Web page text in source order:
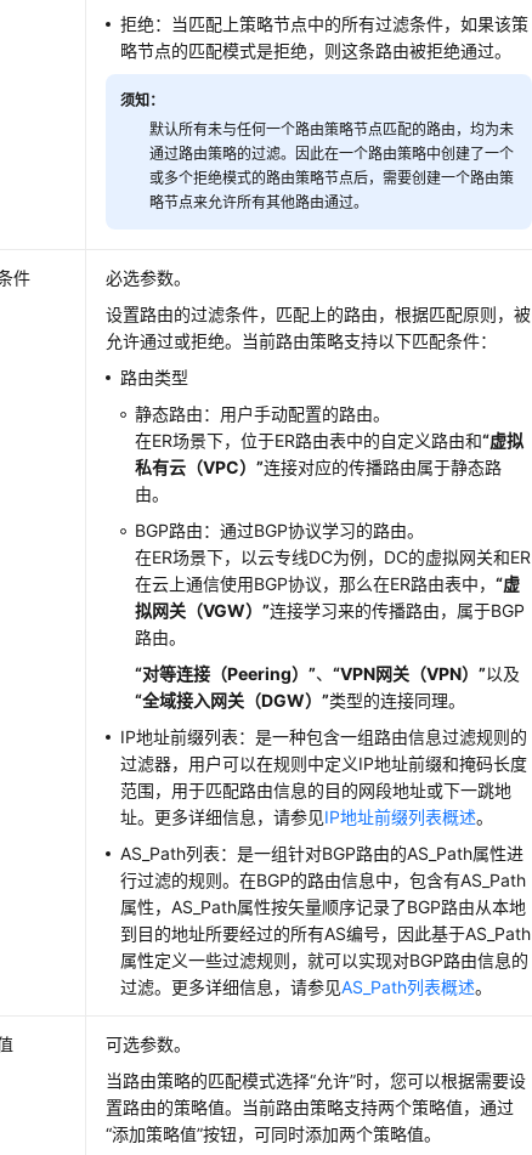
拒绝：当匹配上策略节点中的所有过滤条件，如果该策
略节点的匹配模式是拒绝，则这条路由被拒绝通过。
须知：
默认所有未与任何一个路由策略节点匹配的路由，均为未
通过路由策略的过滤。因此在一个路由策略中创建了一个
或多个拒绝模式的路由策略节点后，需要创建一个路由策
略节点来允许所有其他路由通过。
件
必选参数。
设置路由的过滤条件，匹配上的路由，根据匹配原则，被
允许通过或拒绝。当前路由策略支持以下匹配条件：
路由类型
静态路由：用户手动配置的路由。
在ER场景下，位于ER路由表中的自定义路由和“虚拟
私有云（VPC）”连接对应的传播路由属于静态路
由。
BGP路由：通过BGP协议学习的路由。
在ER场景下，以云专线DC为例，DC的虚拟网关和ER
在云上通信使用BGP协议，那么在ER路由表中，“虚
拟网关（VGW）”连接学习来的传播路由，属于BGP
路由。
“对等连接（Peering）”、“VPN网关（VPN）”以及
“全域接入网关（DGW）”类型的连接同理。
IP地址前缀列表：是一种包含一组路由信息过滤规则的
过滤器，用户可以在规则中定义IP地址前缀和掩码长度
范围，用于匹配路由信息的目的网段地址或下一跳地
址。更多详细信息，请参见IP地址前缀列表概述。
AS_Path列表：是一组针对BGP路由的AS_Path属性进
行过滤的规则。在BGP的路由信息中，包含有AS_Path
属性，AS_Path属性按矢量顺序记录了BGP路由从本地
到目的地址所要经过的所有AS编号，因此基于AS_Path
属性定义一些过滤规则，就可以实现对BGP路由信息的
过滤。更多详细信息，请参见AS_Path列表概述。
可选参数。
当路由策略的匹配模式选择“允许”时，您可以根据需要设
置路由的策略值。当前路由策略支持两个策略值，通过
“添加策略值”按钮，可同时添加两个策略值。